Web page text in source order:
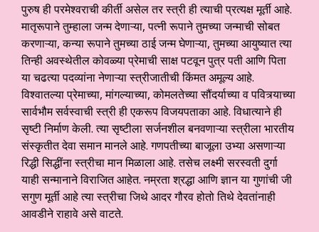
पुरुष ही परमेश्वराची कीर्ती असेल तर स्त्री ही त्याची प्रत्यक्ष मूर्ती आहे.
मातृरूपाने तुम्हाला जन्म देणाऱ्या, पत्नी रूपाने तुमच्या जन्माची सोबत
करणाऱ्या, कन्या रूपाने तुमच्या ठाई जन्म घेणाऱ्या, तुमच्या आयुष्यात त्या
तिन्ही अवस्थेतील कोवळ्या प्रेमाची साक्ष पटवून पुत्र पती आणि पिता
या चढत्या पदव्यांना नेणाऱ्या स्त्रीजातीची किंमत अमूल्य आहे.
विश्वातल्या प्रेमाच्या, मांगल्याच्या, कोमलतेच्या सौंदर्याच्या व पवित्र्याच्या
सार्वभौम सर्वस्वाची स्त्री ही एकरूप विजयपताका आहे. विधात्याने ही
सृष्टी निर्माण केली. त्या सृष्टीला सर्जनशील बनवणाऱ्या स्त्रीला भारतीय
संस्कृतीत देवा समान मानले आहे. गणपतीच्या बाजूला उभ्या असणाऱ्या
रिद्धी सिद्धींना स्त्रीचा मान मिळाला आहे. तसेच लक्ष्मी सरस्वती दुर्गा
याही सन्मानाने विराजित आहेत. नम्रता श्रद्धा आणि ज्ञान या गुणांची जी
सगुण मूर्ती आहे त्या स्त्रीचा जिथे आदर गौरव होतो तिथे देवतांनाही
आवडीने राहावे असे वाटते.